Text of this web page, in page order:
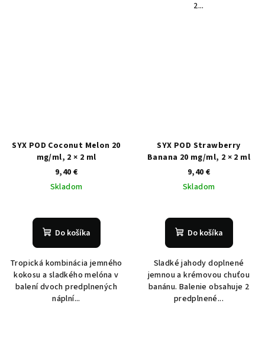
2...
SYX POD Coconut Melon 20
mg/ml, 2 × 2 ml
9,40 €
Skladom
Do košíka
Tropická kombinácia jemného
kokosu a sladkého melóna v
balení dvoch predplnených
náplní...
SYX POD Strawberry
Banana 20 mg/ml, 2 × 2 ml
9,40 €
Skladom
Do košíka
Sladké jahody doplnené
jemnou a krémovou chuťou
banánu. Balenie obsahuje 2
predplnené...